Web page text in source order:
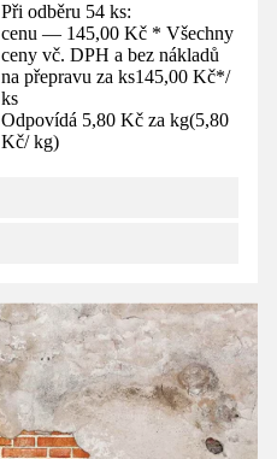
Při odběru 54 ks:
cenu — 145,00 Kč * Všechny
ceny vč. DPH a bez nákladů
na přepravu za ks145,00 Kč*/
ks
Odpovídá 5,80 Kč za kg(5,80
Kč/ kg)